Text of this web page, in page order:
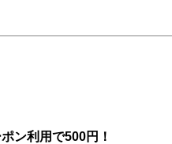
ン利用で500円！